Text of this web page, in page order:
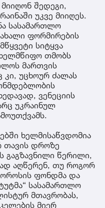
შედეგი,
უკვე მიიღეს.
სასამართლო
ფორმირების
სიტყვა
თმობს
მართვის
უცხოურ ძალას
ვენეციის
უკრაინულ
ხელმისაწვდომია
თავის დროზე
გაგზავნილი წერილი,
აღწერენ, თუ როგორ
ფონდმა და
სასამართლო
მთავრობას,
მიერ